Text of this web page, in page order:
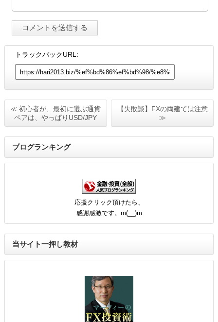
トラックバックURL:
≪ 初心者が、最初に選ぶ通貨
ペアは、やっぱりUSD/JPY
【失敗談】FXの両建ては注意
≫
ブログランキング
応援クリック頂けたら、
感謝感激です。m(__)m
当サイト一押し教材